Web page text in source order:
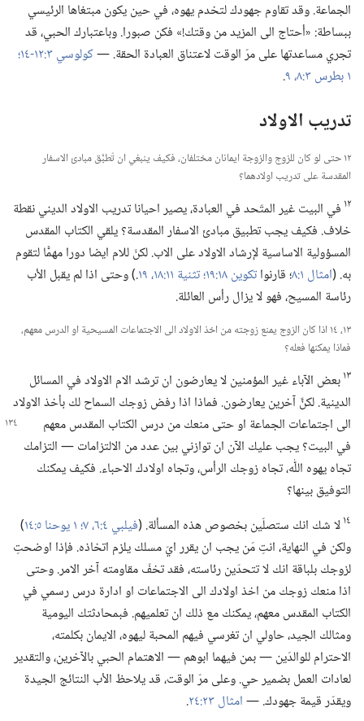
الجماعة.‏ وقد تقاوم جهودك لتخدم يهوه،‏ في حين يكون مبتغاها الرئيسي
ببساطة:‏ «أحتاج الى المزيد من وقتك!‏» فكن صبورا.‏ وباعتبارك الحبي،‏ قد
تجري مساعدتها على مرّ الوقت لاعتناق العبادة الحقة.‏ —‏كولوسي ٣:‏​١٢-‏١٤؛‏
١ بطرس ٣:‏​٨،‏ ٩
‏.‏
تدريب الاولاد
١٢ حتى لو كان للزوج والزوجة ايمانان مختلفان،‏ فكيف ينبغي ان تُطبَّق مبادئ الاسفار
المقدسة على تدريب اولادهما؟‏
١٢ في البيت غير المتّحد في العبادة،‏ يصير احيانا تدريب الاولاد الديني نقطة
خلاف.‏ فكيف يجب تطبيق مبادئ الاسفار المقدسة؟‏ يلقي الكتاب المقدس
المسؤولية الاساسية لإرشاد الاولاد على الاب.‏ لكنّ للام ايضا دورا مهمًّا لتقوم
به.‏ (‏امثال ١:‏٨ ‏؛‏ قارنواتكوين ١٨:‏١٩؛‏ تثنية ١١:‏​١٨،‏ ١٩
‏.‏)‏ وحتى اذا لم يقبل الأب
رئاسة المسيح،‏ فهو لا يزال رأس العائلة.‏
١٣،‏ ١٤ اذا كان الزوج يمنع زوجته من اخذ الاولاد الى الاجتماعات المسيحية او الدرس معهم،‏
فماذا يمكنها فعله؟‏
١٣بعض الآباء غير المؤمنين لا يعارضون ان ترشد الام الاولاد في المسائل
الدينية.‏ لكنَّ آخرين يعارضون.‏ فماذا اذا رفض زوجك السماح لك بأخذ الاولاد
الى اجتماعات الجماعة او حتىمنعك من درس الكتاب المقدس معهم
في البيت؟‏ يجب عليك الآن ان توازني بين عدد من الالتزامات —‏ التزامك
تجاه يهوه اللّٰه،‏ تجاه زوجك الرأس،‏ وتجاه اولادك الاحباء.‏ فكيف يمكنك
التوفيق بينها؟‏
١٤لا شك انك ستصلّين بخصوص هذه المسألة.‏ (‏فيلبي ٤:‏​٦،‏ ٧؛‏
‏)‏
ولكن في النهاية،‏ انتِ مَن يجب ان يقرر ايّ مسلك يلزم اتخاذه.‏ فإذا اوضحتِ
لزوجك بلباقة انك لا تتحدّين رئاسته،‏ فقد تخفّ مقاومته آخر الامر.‏ وحتى
اذا منعك زوجك من اخذ اولادك الى الاجتماعات او ادارة درس رسمي في
الكتاب المقدس معهم،‏ يمكنك مع ذلك ان تعلميهم.‏ فبمحادثتك اليومية
ومثالك الجيد،‏ حاولي ان تغرسي فيهم المحبة ليهوه،‏ الايمان بكلمته،‏
الاحترام للوالدَين —‏ بمن فيهما ابوهم —‏ الاهتمام الحبي بالآخرين،‏ والتقدير
لعادات العمل بضمير حي.‏ وعلى مرّ الوقت،‏ قد يلاحظ الأب النتائج الجيدة
ويقدّر قيمة جهودك.‏ —‏امثال ٢٣:‏٢٤ ‏.‏